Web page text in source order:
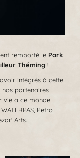
remporté le Park
Théming!
intégrés à cette
nos partenaires
vie à ce monde
Petro
Arts.